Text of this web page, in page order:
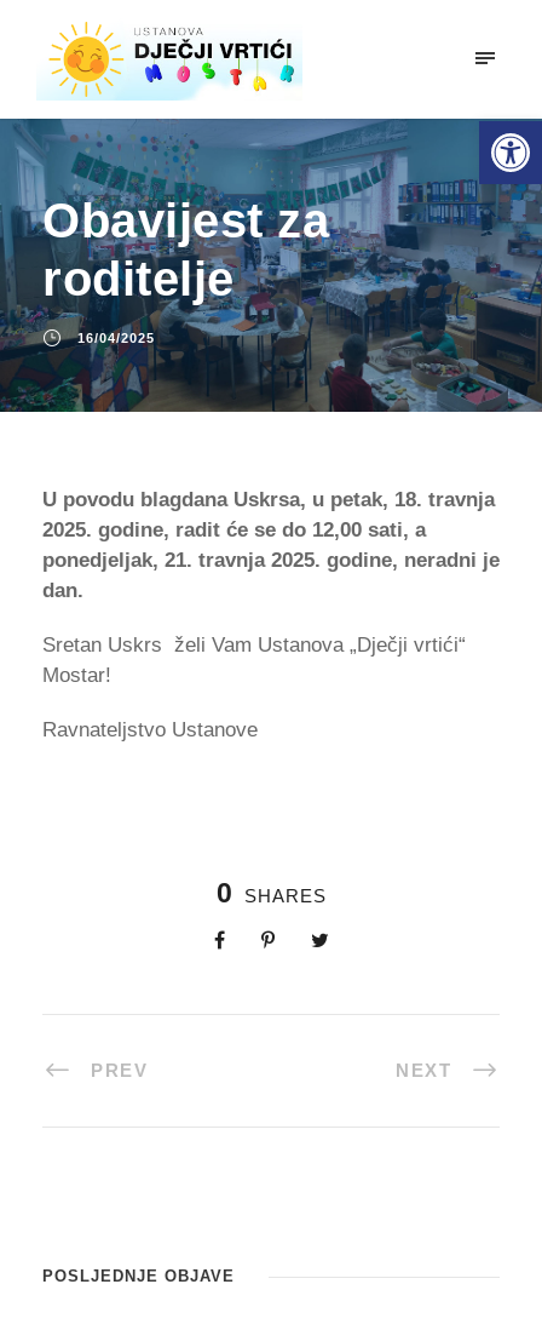
Open toolbar
Obavijest za
roditelje
16/04/2025
U povodu blagdana Uskrsa, u petak, 18. travnja
2025. godine, radit će se do 12,00 sati, a
ponedjeljak, 21. travnja 2025. godine, neradni je
dan.
Sretan Uskrs želi Vam Ustanova „Dječji vrtići“
Mostar!
Ravnateljstvo Ustanove
0 SHARES
PREV NEXT
POSLJEDNJE OBJAVE